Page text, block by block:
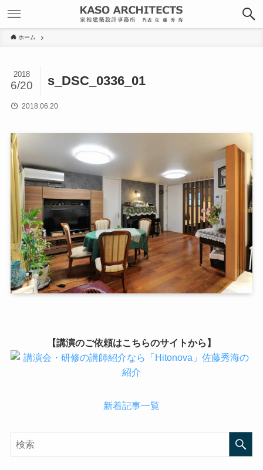
ホーム
s_DSC_0336_01
2018
6/20
2018.06.20
【講演のご依頼はこちらのサイトから】
新着記事一覧